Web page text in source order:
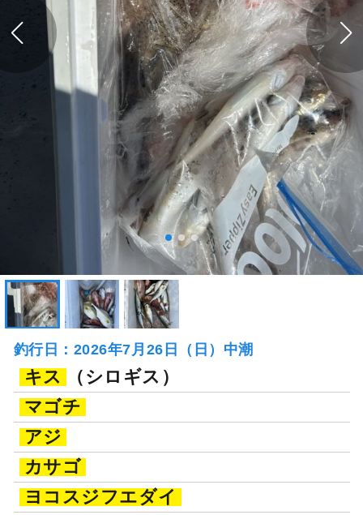
釣行日：2026年7月26日（日）中潮
キス
（シロギス）
マゴチ
アジ
カサゴ
ヨコスジフエダイ